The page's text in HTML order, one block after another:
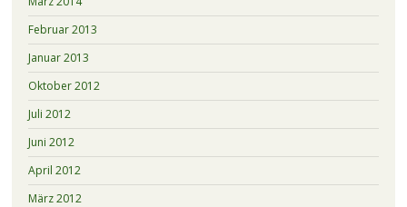
Februar 2013
Januar 2013
Oktober 2012
Juli 2012
Juni 2012
April 2012
März 2012